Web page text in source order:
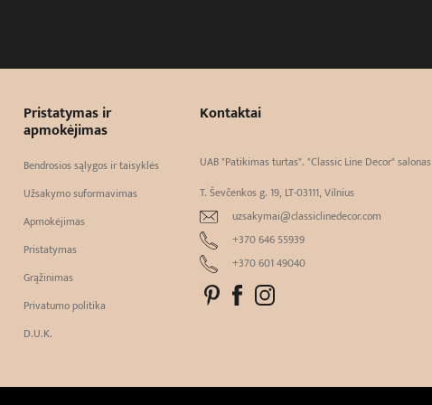
Pristatymas ir
apmokėjimas
Bendrosios sąlygos ir taisyklės
Užsakymo suformavimas
Apmokėjimas
Pristatymas
Grąžinimas
Privatumo politika
D.U.K.
Kontaktai
UAB "Patikimas turtas". "Classic Line Decor" salonas
T. Ševčenkos g. 19, LT-03111, Vilnius
uzsakymai@classiclinedecor.com
+370 646 55939
+370 601 49040